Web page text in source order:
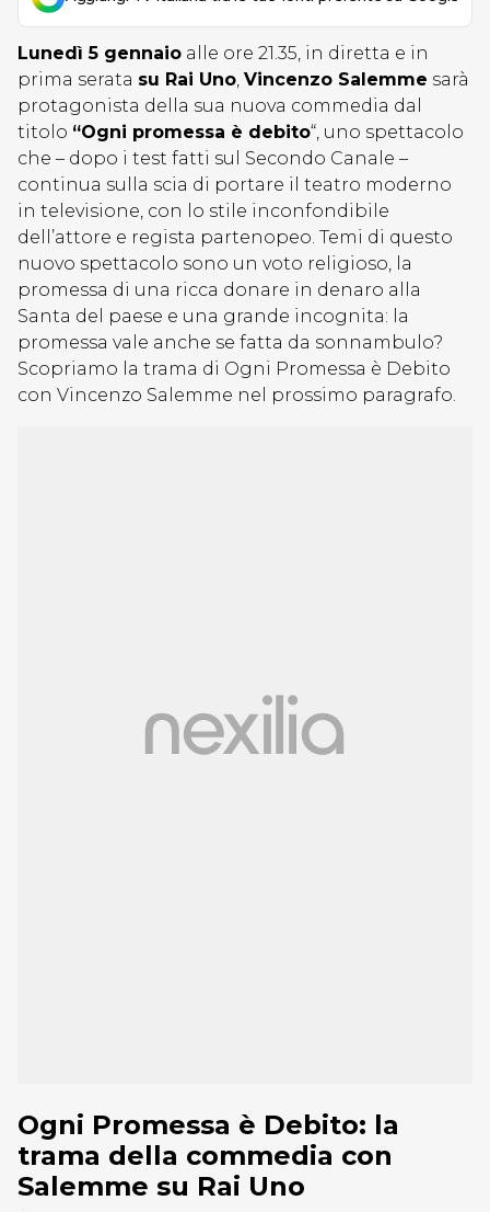
Lunedì 5 gennaio alle ore 21.35, in diretta e in
prima serata su Rai Uno, Vincenzo Salemme sarà
protagonista della sua nuova commedia dal
titolo “Ogni promessa è debito“, uno spettacolo
che – dopo i test fatti sul Secondo Canale –
continua sulla scia di portare il teatro moderno
in televisione, con lo stile inconfondibile
dell’attore e regista partenopeo. Temi di questo
nuovo spettacolo sono un voto religioso, la
promessa di una ricca donare in denaro alla
Santa del paese e una grande incognita: la
promessa vale anche se fatta da sonnambulo?
Scopriamo la trama di Ogni Promessa è Debito
con Vincenzo Salemme nel prossimo paragrafo.
Ogni Promessa è Debito: la
trama della commedia con
Salemme su Rai Uno